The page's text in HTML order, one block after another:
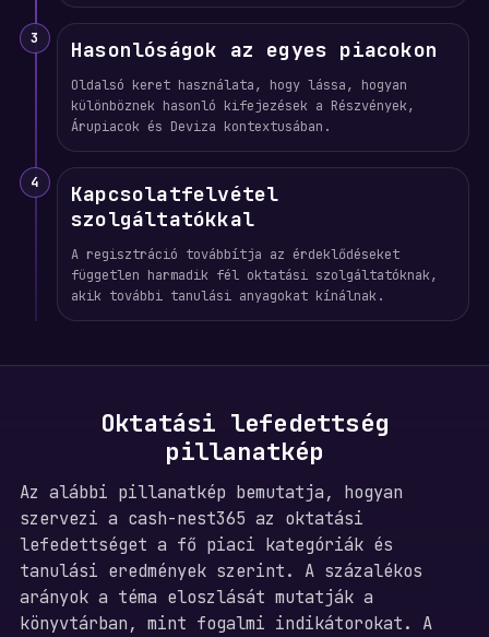
3 Hasonlóságok az egyes piacokon
Oldalsó keret használata, hogy lássa, hogyan
különböznek hasonló kifejezések a Részvények,
Árupiacok és Deviza kontextusában.
4
Kapcsolatfelvétel
szolgáltatókkal
A regisztráció továbbítja az érdeklődéseket
független harmadik fél oktatási szolgáltatóknak,
akik további tanulási anyagokat kínálnak.
Oktatási lefedettség
pillanatkép
Az alábbi pillanatkép bemutatja, hogyan
szervezi a cash-nest365 az oktatási
lefedettséget a fő piaci kategóriák és
tanulási eredmények szerint. A százalékos
arányok a téma eloszlását mutatják a
könyvtárban, mint fogalmi indikátorokat. A